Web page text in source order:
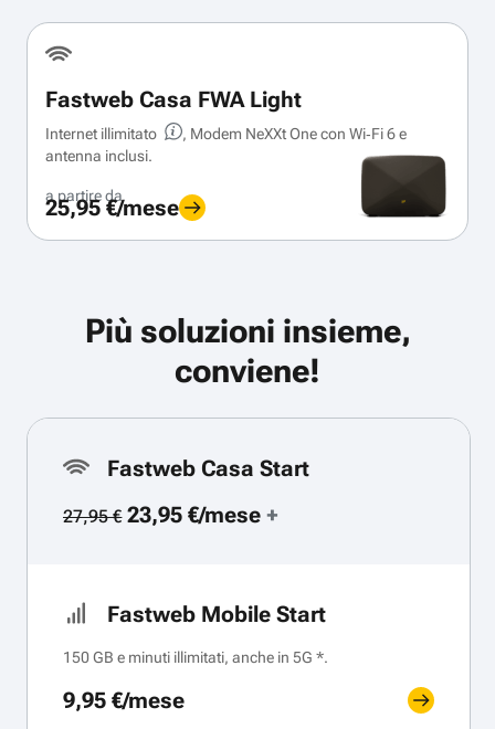
Fastweb Casa FWA Light
Internet illimitato
, Modem NeXXt One con Wi‑Fi 6 e
antenna inclusi.
a partire da
25,95 €/mese
Più soluzioni insieme,
conviene!
Fastweb Casa Start
27,95 €23,95 €/mese+
Fastweb Mobile Start
150 GB e minuti illimitati, anche in 5G *.
9,95 €/mese